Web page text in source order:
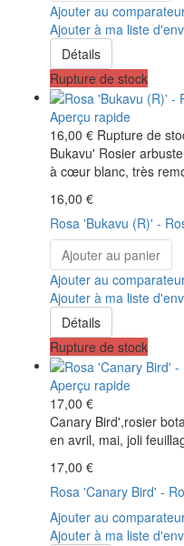
Ajouter au
Ajouter à ma liste
Détails
Rupture de stock
Aperçu rapide
16,00 € Rupture de
Bukavu' Rosier
à cœur blanc, très
16,00 €
Rosa 'Bukavu (R)' -
Ajouter au panier
Ajouter au
Ajouter à ma liste
Détails
Rupture de stock
Aperçu rapide
17,00 €
Canary Bird',rosier
en avril, mai, joli
17,00 €
Rosa 'Canary Bird' -
Ajouter au
Ajouter à ma liste